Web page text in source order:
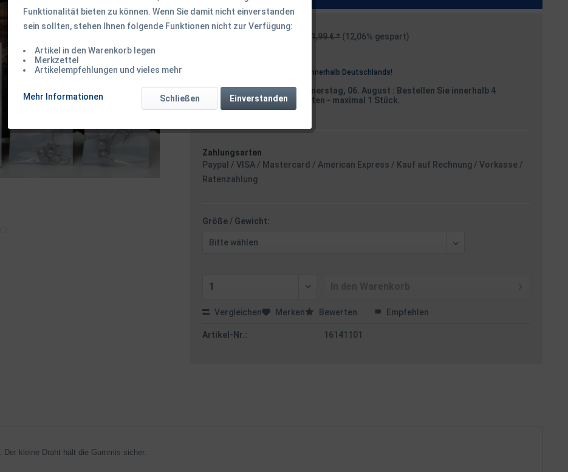
ab 1,75 € * 1,99 € * (12,06% gespart)
innerhalb Deutschlands!
Versand am Donnerstag, 06. August : Bestellen Sie innerhalb 4
Stunden 14 Minuten - maximal 1 Stück.
Zahlungsarten
Paypal / VISA / Mastercard / American Express / Kauf auf Rechnung / Vorkasse /
Ratenzahlung
Größe / Gewicht:
Vergleichen Merken Bewerten Empfehlen
Artikel-Nr.: 16141101
kleine Draht hält die Gummis sicher.
Funktionalität bieten zu können. Wenn Sie damit nicht einverstanden
sein sollten, stehen Ihnen folgende Funktionen nicht zur Verfügung:
Artikel in den Warenkorb legen
Merkzettel
Artikelempfehlungen und vieles mehr
Mehr Informationen Einverstanden
Schließen